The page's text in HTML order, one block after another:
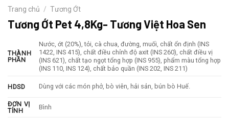
Trang chủ / Tương Ớt
Tương Ớt Pet 4,8Kg- Tương Việt Hoa Sen
THÀNH
PHẦN
Nước, ớt (20%), tỏi, cà chua, đường, muối, chất ổn định (INS
1422, INS 415), chất điều chỉnh độ axit (INS 260), chất điều vị
(INS 621), chất tạo ngọt tổng hợp (INS 955), phẩm màu tổng hợp
(INS 110, INS 124), chất bảo quần (INS 202, INS 211)
HDSD Dùng với các món phở, bò viên, hải sản, bún bò Huế.
ĐƠN VỊ
TÍNH
Bình